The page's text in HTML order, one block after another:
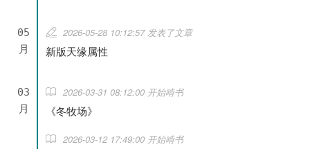
05
月
2026-05-28 10:12:57 发表了文章
新版天缘属性
03
月
2026-03-31 08:12:00 开始啃书
《冬牧场》
2026-03-12 17:49:00 开始啃书